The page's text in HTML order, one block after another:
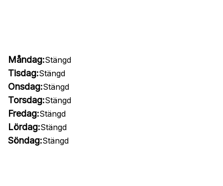
Måndag:Stängd
Tisdag:Stängd
Onsdag:Stängd
Torsdag:Stängd
Fredag:Stängd
Lördag:Stängd
Söndag:Stängd